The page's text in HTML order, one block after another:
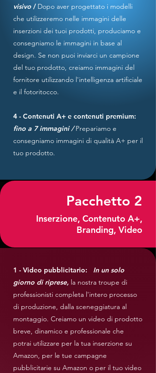
visivo / Dopo aver progettato i modelli
che utilizzeremo nelle immagini delle
inserzioni dei tuoi prodotti, produciamo e
consegniamo le immagini in base al
design. Se non puoi inviarci un campione
del tuo prodotto, creiamo immagini del
fornitore utilizzando l'intelligenza artificiale
e il fotoritocco.
4 - Contenuti A+ e contenuti premium:
fino a 7 immagini / Prepariamo e
consegniamo immagini di qualità A+ per il
tuo prodotto.
Pacchetto 2
Inserzione, Contenuto A+,
Branding, Video
1 - Video pubblicitario:
In un solo
giorno di riprese, la nostra troupe di
professionisti completa l'intero processo
di produzione, dalla sceneggiatura al
montaggio. Creiamo un video di prodotto
breve, dinamico e professionale che
potrai utilizzare per la tua inserzione su
Amazon, per le tue campagne
pubblicitarie su Amazon o per il tuo video